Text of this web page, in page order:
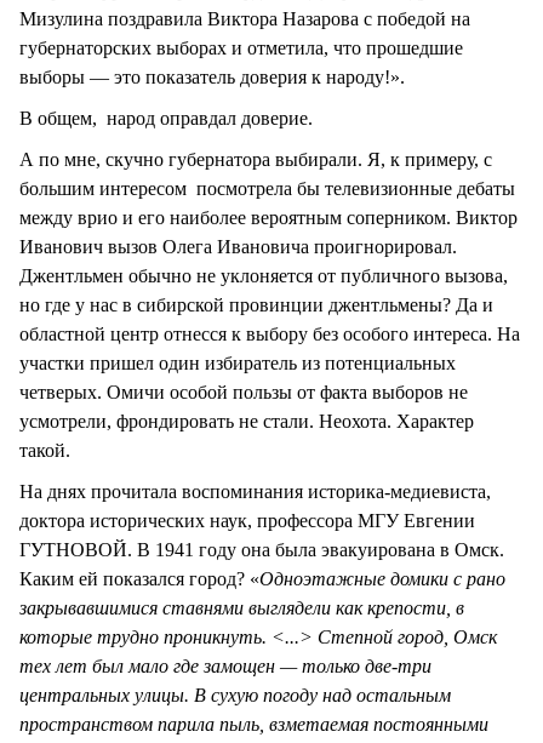
Мизулина поздравила Виктора Назарова с победой на
губернаторских выборах и отметила, что прошедшие
выборы — это показатель доверия к народу!».
В общем, народ оправдал доверие.
А по мне, скучно губернатора выбирали. Я, к примеру, с
большим интересом посмотрела бы телевизионные дебаты
между врио и его наиболее вероятным соперником. Виктор
Иванович вызов Олега Ивановича проигнорировал.
Джентльмен обычно не уклоняется от публичного вызова,
но где у нас в сибирской провинции джентльмены? Да и
областной центр отнесся к выбору без особого интереса. На
участки пришел один избиратель из потенциальных
четверых. Омичи особой пользы от факта выборов не
усмотрели, фрондировать не стали. Неохота. Характер
такой.
На днях прочитала воспоминания историка-медиевиста,
доктора исторических наук, профессора МГУ Евгении
ГУТНОВОЙ. В 1941 году она была эвакуирована в Омск.
Каким ей показался город? «Одноэтажные домики с рано
закрывавшимися ставнями выглядели как крепости, в
которые трудно проникнуть. <...> Степной город, Омск
тех лет был мало где замощен — только две-три
центральных улицы. В сухую погоду над остальным
пространством парила пыль, взметаемая постоянными